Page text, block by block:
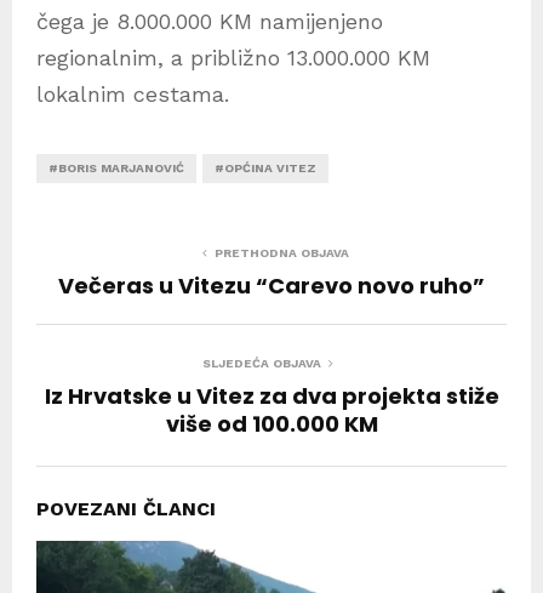
čega je 8.000.000 KM namijenjeno
regionalnim, a približno 13.000.000 KM
lokalnim cestama.
#BORIS MARJANOVIĆ #OPĆINA VITEZ
PRETHODNA OBJAVA
Večeras u Vitezu “Carevo novo ruho”
SLJEDEĆA OBJAVA
Iz Hrvatske u Vitez za dva projekta stiže
više od 100.000 KM
POVEZANI ČLANCI